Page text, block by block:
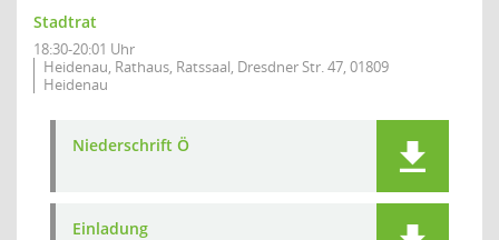
Stadtrat
18:30-20:01 Uhr
Heidenau, Rathaus, Ratssaal, Dresdner Str. 47, 01809
Heidenau
Niederschrift Ö
Einladung